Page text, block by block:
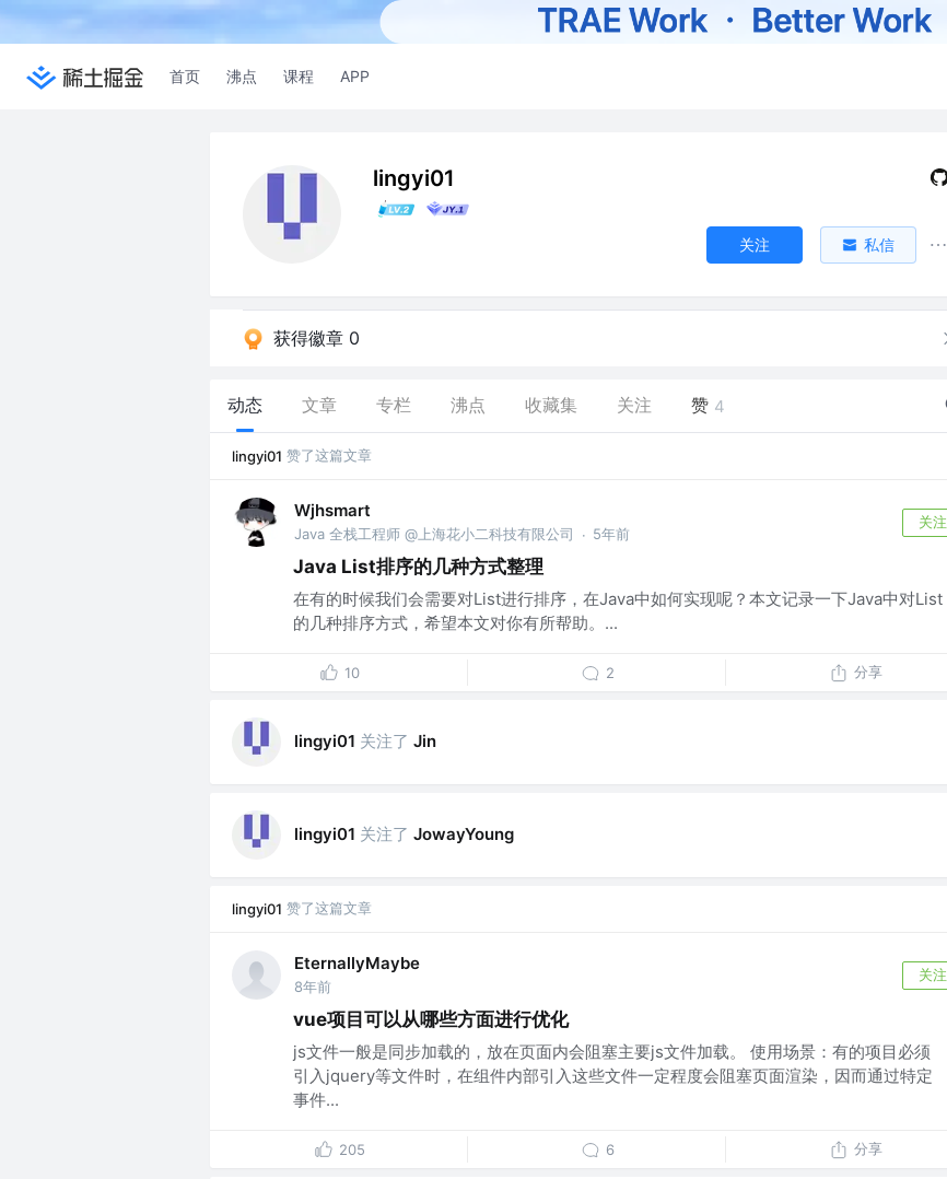
首页 沸点 课程 APP
lingyi01
关注 私信
获得徽章 0
动态 文章 专栏 沸点 收藏集 关注 赞 4
lingyi01 赞了这篇文章
Wjhsmart
Java 全栈工程师 @上海花小二科技有限公司 · 5年前
关注
Java List排序的几种方式整理
在有的时候我们会需要对List进行排序，在Java中如何实现呢？本文记录一下Java中对List
的几种排序方式，希望本文对你有所帮助。...
10 2 分享
lingyi01 关注了 Jin
lingyi01 关注了 JowayYoung
lingyi01 赞了这篇文章
EternallyMaybe
8年前
关注
vue项目可以从哪些方面进行优化
js文件一般是同步加载的，放在页面内会阻塞主要js文件加载。 使用场景：有的项目必须
引入jquery等文件时，在组件内部引入这些文件一定程度会阻塞页面渲染，因而通过特定
事件...
205 6 分享